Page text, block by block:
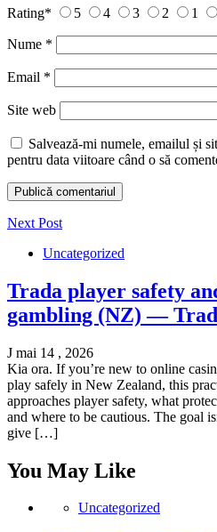
Rating* 5 4 3 2 1
Nume *
Email *
Site web
Salvează-mi numele, emailul și
pentru data viitoare când o să
Next Post
Uncategorized
Trada player safety
gambling (NZ) —
J mai 14 , 2026
Kia ora. If you’re new to online
play safely in New Zealand, this
approaches player safety, what
and where to be cautious. The goal
give […]
You May Like
Uncategorized